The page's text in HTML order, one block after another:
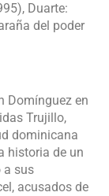
Duarte:
del poder
Domínguez en
Trujillo,
dominicana
historia de un
a sus
acusados de